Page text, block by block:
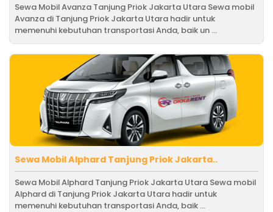
Sewa Mobil Avanza Tanjung Priok Jakarta Utara Sewa mobil
Avanza di Tanjung Priok Jakarta Utara hadir untuk
memenuhi kebutuhan transportasi Anda, baik un ...
Sewa Mobil Alphard Tanjung Priok Jakarta..
Sewa Mobil Alphard Tanjung Priok Jakarta Utara Sewa mobil
Alphard di Tanjung Priok Jakarta Utara hadir untuk
memenuhi kebutuhan transportasi Anda, baik ...